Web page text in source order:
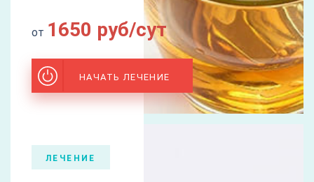
от 1650 руб/сут
НАЧАТЬ ЛЕЧЕНИЕ
ЛЕЧЕНИЕ